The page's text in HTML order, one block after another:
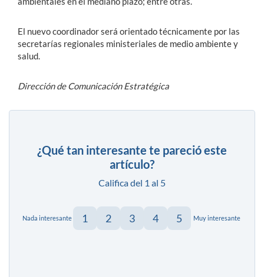
El nuevo coordinador será orientado técnicamente por las
secretarías regionales ministeriales de medio ambiente y
salud.
Dirección de Comunicación Estratégica
¿Qué tan interesante te pareció este
artículo?
Califica del 1 al 5
Nada interesante 1 2 3 4 5 Muy interesante